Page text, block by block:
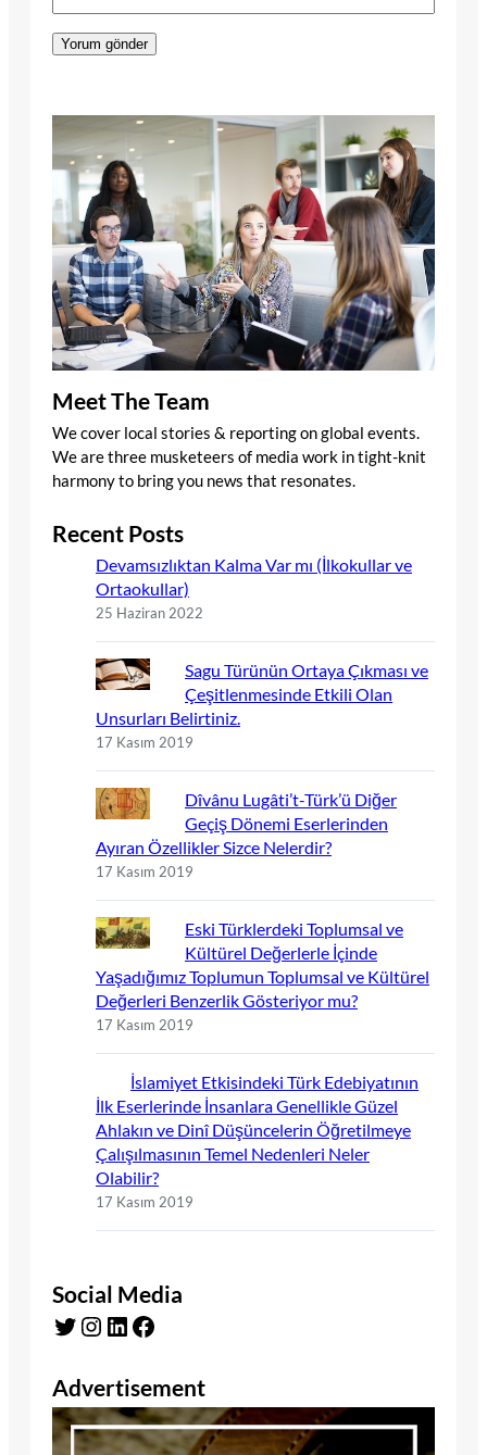
Meet The Team
We cover local stories & reporting on global events.
We are three musketeers of media work in tight-knit
harmony to bring you news that resonates.
Recent Posts
Devamsızlıktan Kalma Var mı (İlkokullar ve
Ortaokullar)
25 Haziran 2022
Sagu Türünün Ortaya Çıkması ve
Çeşitlenmesinde Etkili Olan
Unsurları Belirtiniz.
17 Kasım 2019
Dîvânu Lugâti’t-Türk’ü Diğer
Geçiş Dönemi Eserlerinden
Ayıran Özellikler Sizce Nelerdir?
17 Kasım 2019
Eski Türklerdeki Toplumsal ve
Kültürel Değerlerle İçinde
Yaşadığımız Toplumun Toplumsal ve Kültürel
Değerleri Benzerlik Gösteriyor mu?
17 Kasım 2019
İslamiyet Etkisindeki Türk Edebiyatının
İlk Eserlerinde İnsanlara Genellikle Güzel
Ahlakın ve Dinî Düşüncelerin Öğretilmeye
Çalışılmasının Temel Nedenleri Neler
Olabilir?
17 Kasım 2019
Social Media
Twitter Instagram LinkedIn Facebook
Advertisement